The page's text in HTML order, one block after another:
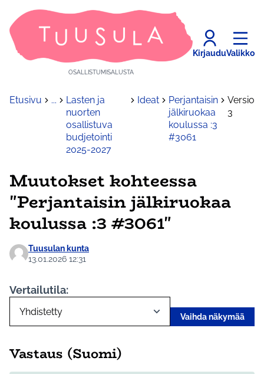
OSALLISTUMISALUSTA
KirjauduValikko
Etusivu ...
Lasten ja
nuorten
osallistuva
budjetointi
2025-2027
Ideat
Perjantaisin
jälkiruokaa
koulussa :3
#3061
Versio
3
Muutokset kohteessa
"Perjantaisin jälkiruokaa
koulussa :3 #3061"
Tuusulan kunta
13.01.2026 12:31
Vertailutila:
Vaihda näkymää
Vastaus (Suomi)